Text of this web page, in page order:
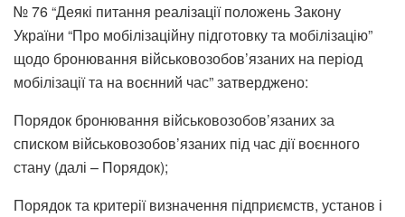
№ 76 “Деякі питання реалізації положень Закону
України “Про мобілізаційну підготовку та мобілізацію”
щодо бронювання військовозобов’язаних на період
мобілізації та на воєнний час” затверджено:
Порядок бронювання військовозобов’язаних за
списком військовозобов’язаних під час дії воєнного
стану (далі – Порядок);
Порядок та критерії визначення підприємств, установ і